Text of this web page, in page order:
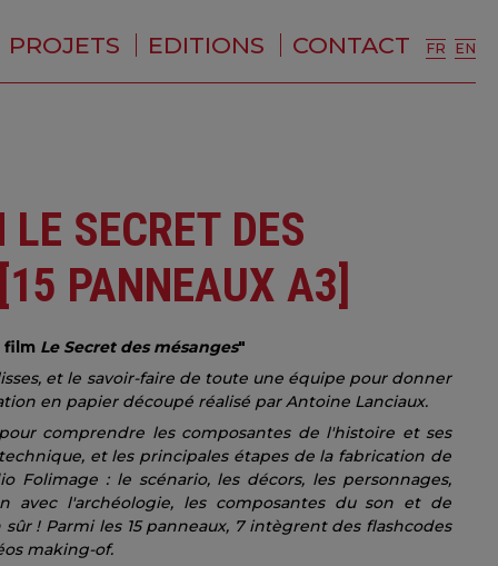
PROJETS EDITIONS CONTACT FR EN
SECRET DES
PANNEAUX A3]
film Le Secret des mésanges"
et le savoir-faire de toute une équipe pour donner
en papier découpé réalisé par Antoine Lanciaux.
comprendre les composantes de l'histoire et ses
et les principales étapes de la fabrication de
Folimage : le scénario, les décors, les personnages,
avec l'archéologie, les composantes du son et de
! Parmi les 15 panneaux, 7 intègrent des flashcodes
making-of.